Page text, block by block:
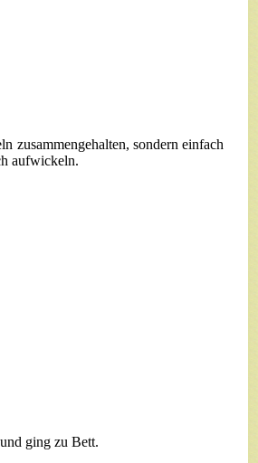
zusammengehalten, sondern einfach
aufwickeln.
ging zu Bett.